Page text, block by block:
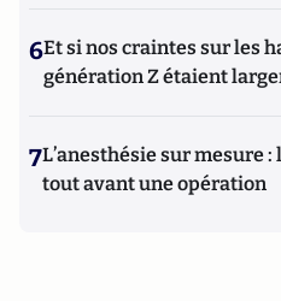
6Et si nos craintes sur les
génération Z étaient
7L’anesthésie sur mesure
tout avant une opération